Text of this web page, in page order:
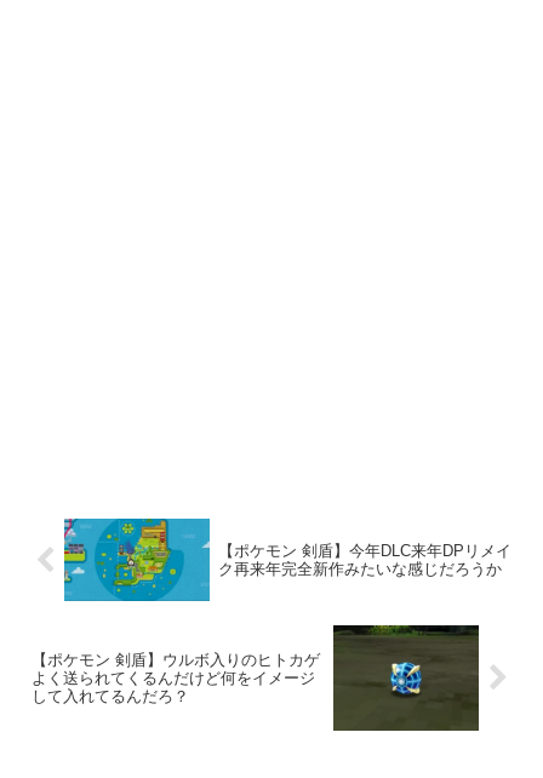
【ポケモン 剣盾】今年DLC来年DPリメイ
ク再来年完全新作みたいな感じだろうか
【ポケモン 剣盾】ウルボ入りのヒトカゲ
よく送られてくるんだけど何をイメージ
して入れてるんだろ？